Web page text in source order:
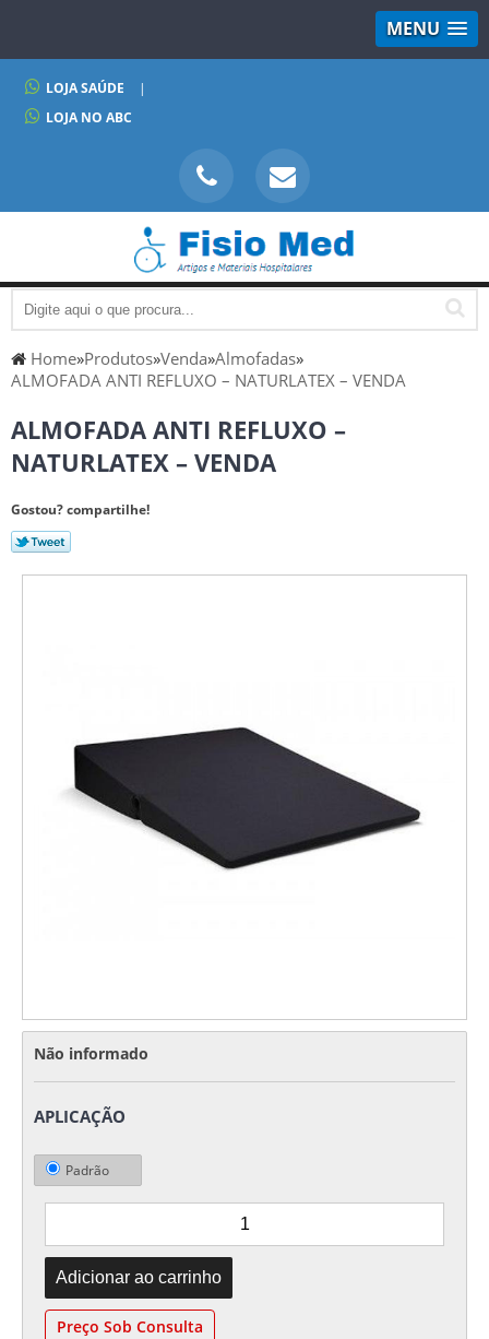
MENU
LOJA SAÚDE
|
LOJA NO ABC
Home»Produtos»Venda»Almofadas»
ALMOFADA ANTI REFLUXO – NATURLATEX – VENDA
ALMOFADA ANTI REFLUXO –
NATURLATEX – VENDA
Gostou? compartilhe!
Não informado
APLICAÇÃO
Padrão
Preço Sob Consulta